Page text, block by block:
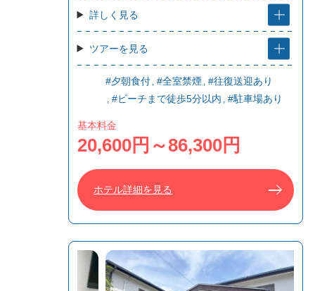
詳しく見る
ツアーを見る
#夕朝食付 #全室禁煙 #往復送迎あり
#ビーチまで徒歩5分以内
#駐車場あり
基本料金
20,600円～86,300円
ホテル詳細を見る